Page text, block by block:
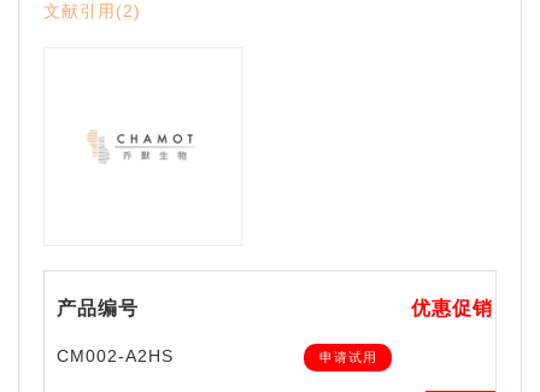
文献引用(2)
产品编号 优惠促销
CM002-A2HS 申请试用